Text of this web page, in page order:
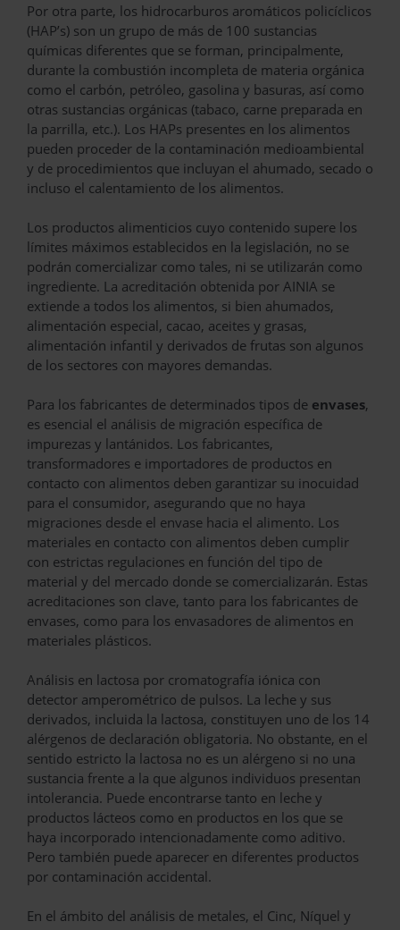
Por otra parte, los hidrocarburos aromáticos policíclicos
(HAP’s) son un grupo de más de 100 sustancias
químicas diferentes que se forman, principalmente,
durante la combustión incompleta de materia orgánica
como el carbón, petróleo, gasolina y basuras, así como
otras sustancias orgánicas (tabaco, carne preparada en
la parrilla, etc.). Los HAPs presentes en los alimentos
pueden proceder de la contaminación medioambiental
y de procedimientos que incluyan el ahumado, secado o
incluso el calentamiento de los alimentos.
Los productos alimenticios cuyo contenido supere los
límites máximos establecidos en la legislación, no se
podrán comercializar como tales, ni se utilizarán como
ingrediente. La acreditación obtenida por AINIA se
extiende a todos los alimentos, si bien ahumados,
alimentación especial, cacao, aceites y grasas,
alimentación infantil y derivados de frutas son algunos
de los sectores con mayores demandas.
Para los fabricantes de determinados tipos de envases,
es esencial el análisis de migración específica de
impurezas y lantánidos. Los fabricantes,
transformadores e importadores de productos en
contacto con alimentos deben garantizar su inocuidad
para el consumidor, asegurando que no haya
migraciones desde el envase hacia el alimento. Los
materiales en contacto con alimentos deben cumplir
con estrictas regulaciones en función del tipo de
material y del mercado donde se comercializarán. Estas
acreditaciones son clave, tanto para los fabricantes de
envases, como para los envasadores de alimentos en
materiales plásticos.
Análisis en lactosa por cromatografía iónica con
detector amperométrico de pulsos. La leche y sus
derivados, incluida la lactosa, constituyen uno de los 14
alérgenos de declaración obligatoria. No obstante, en el
sentido estricto la lactosa no es un alérgeno si no una
sustancia frente a la que algunos individuos presentan
intolerancia. Puede encontrarse tanto en leche y
productos lácteos como en productos en los que se
haya incorporado intencionadamente como aditivo.
Pero también puede aparecer en diferentes productos
por contaminación accidental.
En el ámbito del análisis de metales, el Cinc, Níquel y